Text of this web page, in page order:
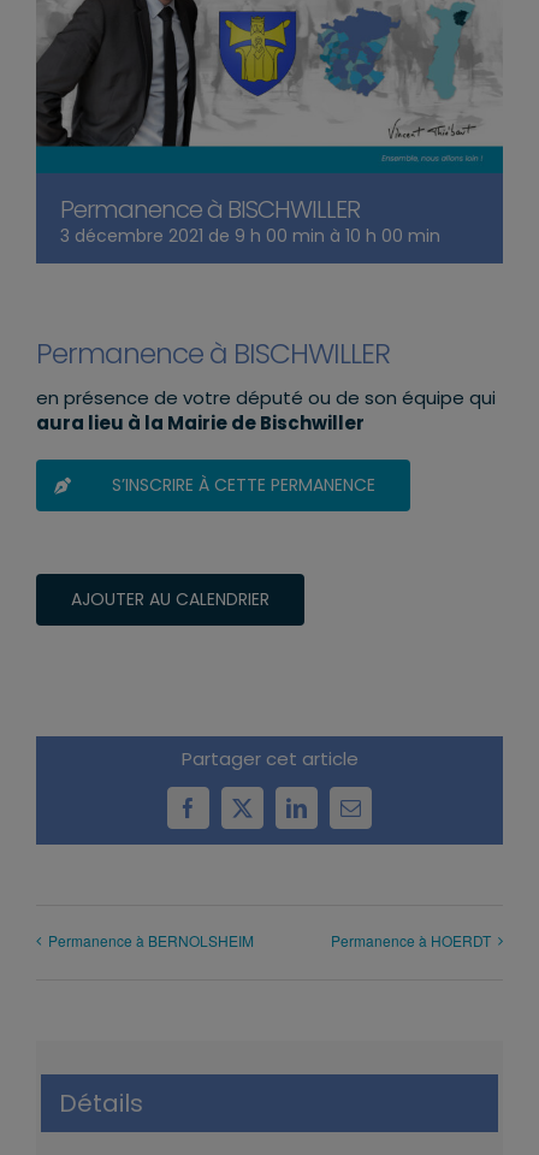
Permanence à BISCHWILLER
3 décembre 2021 de 9 h 00 min à 10 h 00 min
Permanence à BISCHWILLER
en présence de votre député ou de son équipe qui
aura lieu à la Mairie de Bischwiller
S’INSCRIRE À CETTE PERMANENCE
AJOUTER AU CALENDRIER
Partager cet article
Facebook
X LinkedInEmail
Permanence à BERNOLSHEIM Permanence à HOERDT
Détails